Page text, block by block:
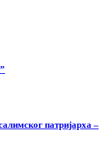
патријарха –